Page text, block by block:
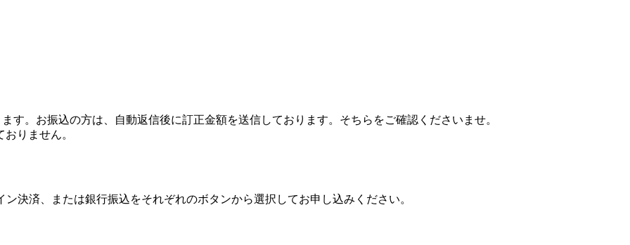
す。お振込の方は、自動返信後に訂正金額を送信しております。そちらをご確認くださいませ。
りません。
決済、または銀行振込をそれぞれのボタンから選択してお申し込みください。